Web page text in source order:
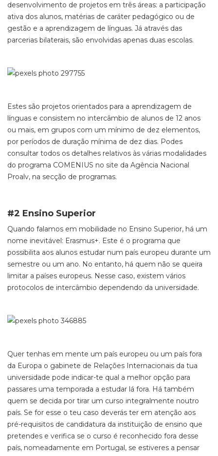
desenvolvimento de projetos em três áreas: a participação
ativa dos alunos, matérias de caráter pedagógico ou de
gestão e a aprendizagem de línguas. Já através das
parcerias bilaterais, são envolvidas apenas duas escolas.
Estes são projetos orientados para a aprendizagem de
línguas e consistem no intercâmbio de alunos de 12 anos
ou mais, em grupos com um mínimo de dez elementos,
por períodos de duração mínima de dez dias. Podes
consultar todos os detalhes relativos às várias modalidades
do programa COMENIUS no site da Agência Nacional
Proalv, na secção de programas.
#2 Ensino Superior
Quando falamos em mobilidade no Ensino Superior, há um
nome inevitável: Erasmus+. Este é o programa que
possibilita aos alunos estudar num país europeu durante um
semestre ou um ano. No entanto, há quem não se queira
limitar a países europeus. Nesse caso, existem vários
protocolos de intercâmbio dependendo da universidade.
Quer tenhas em mente um país europeu ou um país fora
da Europa o gabinete de Relações Internacionais da tua
universidade pode indicar-te qual a melhor opção para
passares uma temporada a estudar lá fora. Há também
quem se decida por tirar um curso integralmente noutro
país. Se for esse o teu caso deverás ter em atenção aos
pré-requisitos de candidatura da instituição de ensino que
pretendes e verifica se o curso é reconhecido fora desse
país, nomeadamente em Portugal, se estiveres a pensar